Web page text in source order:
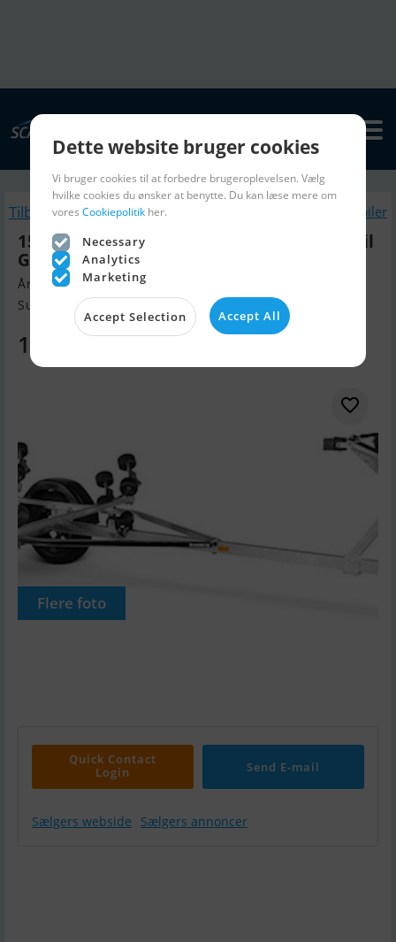
Tilbage Lignende Bådtrailer
150600UB Rbx - 600KG X-Line Bådtrailer Til
Gummibåde
Årgang 2025, Bådtrailer til salg
Sunds, Danmark
15.390 DKK
Flere foto
Quick Contact
Login
Send E-mail
Sælgers webside Sælgers annoncer
Dette website bruger cookies
Vi bruger cookies til at forbedre brugeroplevelsen. Vælg
hvilke cookies du ønsker at benytte. Du kan læse mere om
vores Cookiepolitik her.
Necessary
Analytics
Marketing
Accept Selection Accept All